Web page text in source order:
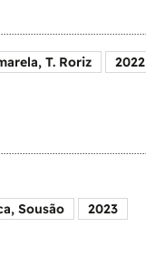
T. Roriz 2022
Sousão 2023